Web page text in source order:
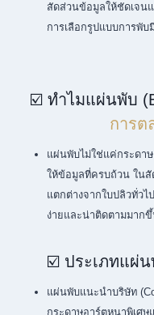
สัดส่วนข้อมูลให้ชัดเจน
การเลือกรูปแบบการพั
☑️ ทำไมแผ่นพับ
การต
แผ่นพับไม่ใช่แค่กระดา
ให้ข้อมูลที่ครบถ้วน ใน
แตกต่างจากใบปลิวทั่ว
ง่ายและน่าติดตามมาก
☑️ ประเภทแผ่
แผ่นพับแนะนำบริษัท
กระดาษอาร์ตหนาพิเศษ